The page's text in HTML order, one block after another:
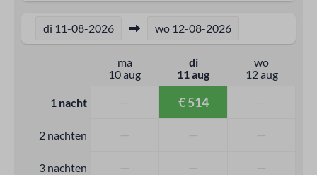
di 11-08-2026 wo 12-08-2026
ma
10 aug
di
11 aug
wo
12 aug
1 nacht € 514
2 nachten
3 nachten